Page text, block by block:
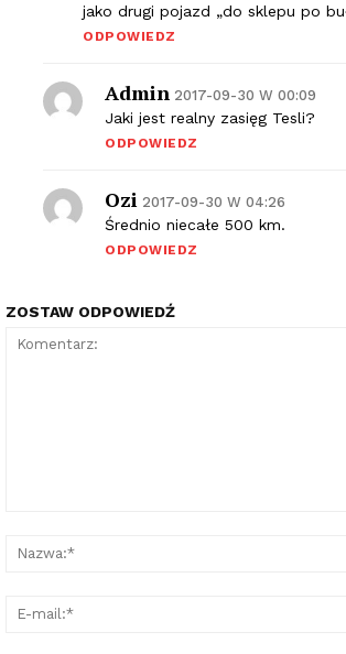
jako drugi pojazd „do sklepu po
ODPOWIEDZ
Admin 2017-09-30 W 00:09
Jaki jest realny zasięg Tesli?
ODPOWIEDZ
Ozi 2017-09-30 W 04:26
Średnio niecałe 500 km.
ODPOWIEDZ
ZOSTAW ODPOWIEDŹ